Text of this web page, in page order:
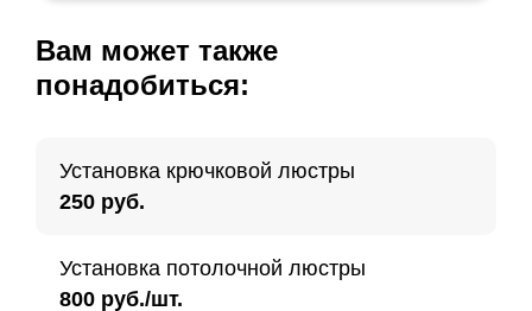
Вам может также
понадобиться:
Установка крючковой люстры
250 руб.
Установка потолочной люстры
800 руб./шт.